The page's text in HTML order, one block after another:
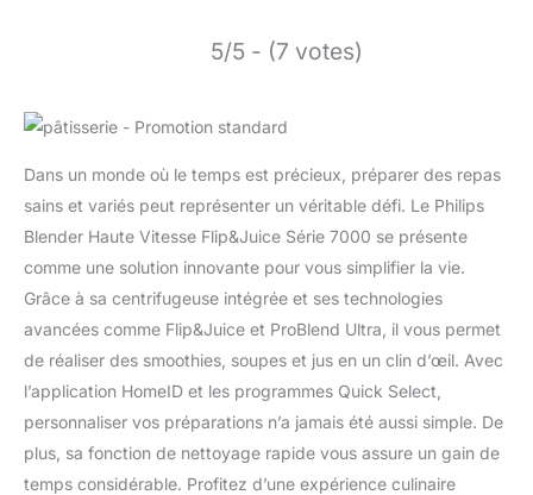
5/5 - (7 votes)
Dans un monde où le temps est précieux, préparer des repas
sains et variés peut représenter un véritable défi. Le Philips
Blender Haute Vitesse Flip&Juice Série 7000 se présente
comme une solution innovante pour vous simplifier la vie.
Grâce à sa centrifugeuse intégrée et ses technologies
avancées comme Flip&Juice et ProBlend Ultra, il vous permet
de réaliser des smoothies, soupes et jus en un clin d’œil. Avec
l’application HomeID et les programmes Quick Select,
personnaliser vos préparations n’a jamais été aussi simple. De
plus, sa fonction de nettoyage rapide vous assure un gain de
temps considérable. Profitez d’une expérience culinaire